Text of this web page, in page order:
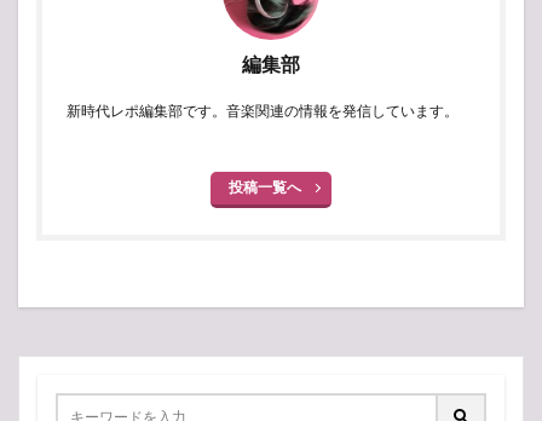
編集部
新時代レポ編集部です。音楽関連の情報を発信しています。
投稿一覧へ